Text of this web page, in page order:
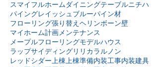
スマイフルホームダイニングテーブルニチハ
パイングレイッシュブルーパイン材
フローリング張り替え ヘリンボーン壁
マイホーム計画 メンテナンス
メープルフローリングモデルハウス
ラップサイディングリリカラ ルノン
レッドシダー 上棟 上棟準備内装工事内装建具